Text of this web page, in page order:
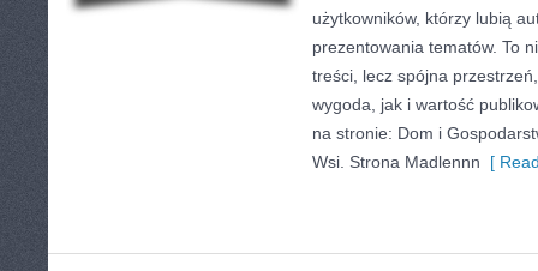
użytkowników, którzy lubią
prezentowania tematów. To
treści, lecz spójna
wygoda, jak i wartość
na stronie: Dom i
Wsi. Strona Madlennn [